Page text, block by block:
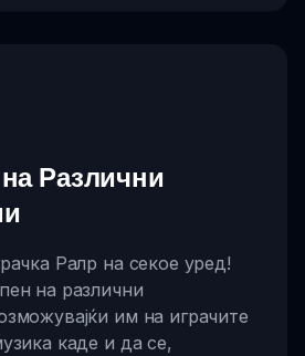
Различни
Ралр на секое уред!
на различни
им на играчите
каде и да се,